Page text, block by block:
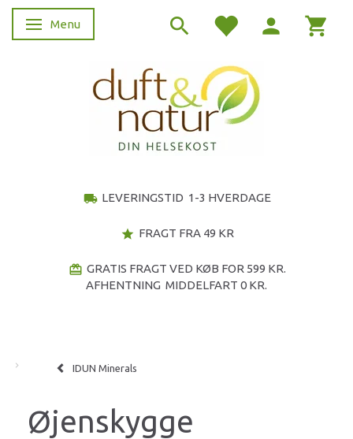
Skifte navigation
Menu
local_shipping LEVERINGSTID 1-3 HVERDAGE
star FRAGT FRA 49 KR
redeem GRATIS FRAGT VED KØB FOR 599 KR.
AFHENTNING MIDDELFART 0 KR.
IDUN Minerals
Øjenskygge